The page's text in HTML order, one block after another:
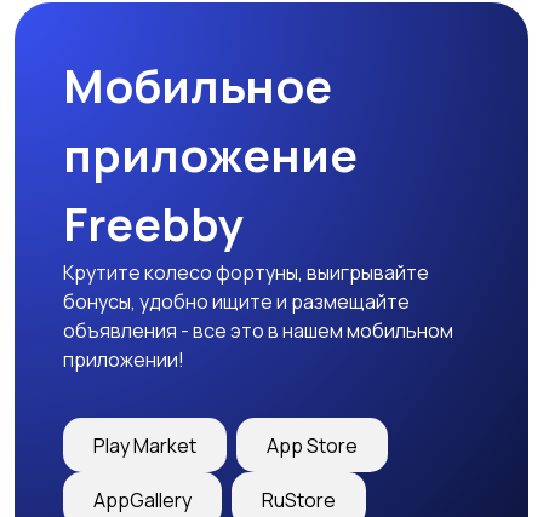
Медицина Начало карьеры
Образование и наука
закупки
Мобильное
приложение
Freebby
Крутите колесо фортуны, выигрывайте
бонусы, удобно ищите и размещайте
объявления - все это в нашем мобильном
приложении!
Play Market App Store
AppGallery RuStore